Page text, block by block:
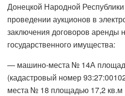
Донецкой Народной
проведении аукционов в
заключения договоров аренды
государственного имущества:
— машино-места № 14А
(кадастровый номер
места № 18 площадью 17,2 кв.м